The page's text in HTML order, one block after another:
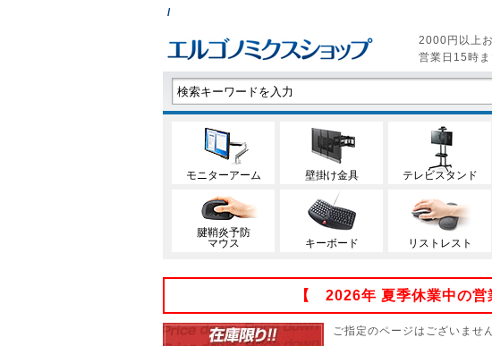
/
2000円以上
営業日15時
モニターアーム 壁掛け金具 テレビスタンド
腱鞘炎予防
マウス
キーボード リストレスト
【 2026年 夏季休業中の営
ご指定のページはございませ